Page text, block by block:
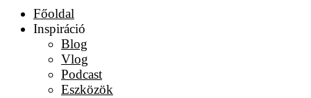
Főoldal
Inspiráció
Blog
Vlog
Podcast
Eszközök